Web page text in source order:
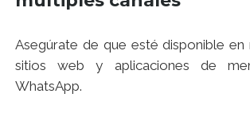
Asegúrate de que esté disponible en
sitios web y aplicaciones de
WhatsApp.